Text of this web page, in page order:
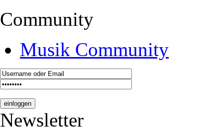
Community
Musik Community
Newsletter